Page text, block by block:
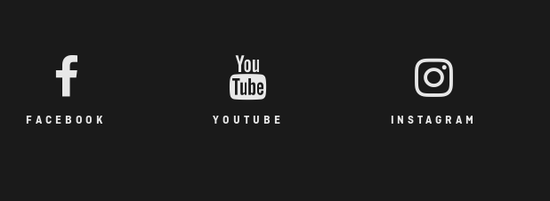
FACEBOOK YOUTUBE INSTAGRAM